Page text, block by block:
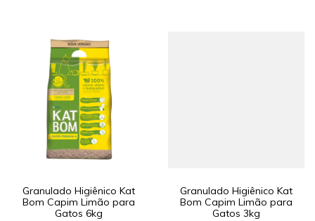
Granulado Higiênico Kat
Bom Capim Limão para
Gatos 6kg
Granulado Higiênico Kat
Bom Capim Limão para
Gatos 3kg